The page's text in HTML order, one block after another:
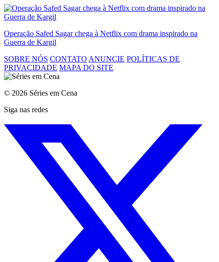
Operação Safed Sagar chega à Netflix com drama inspirado na
Guerra de Kargil
SOBRE NÓS CONTATO ANUNCIE POLÍTICAS DE
PRIVACIDADE MAPA DO SITE
© 2026 Séries em Cena
Siga nas redes